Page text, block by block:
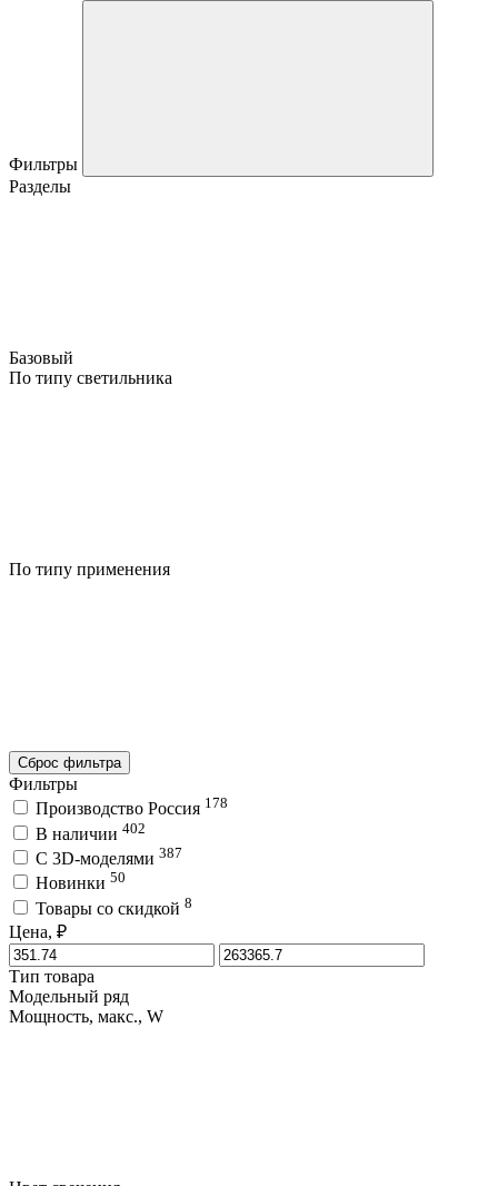
Фильтры
Разделы
Базовый
По типу светильника
По типу применения
Сброс фильтра
Фильтры
Производство Россия 178
В наличии 402
C 3D-моделями 387
Новинки 50
Товары со скидкой 8
Цена, ₽
Тип товара
Модельный ряд
Мощность, макс., W